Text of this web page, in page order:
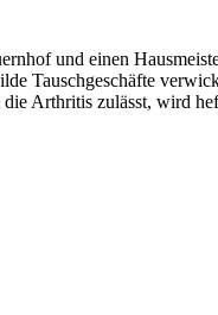
und einen
Tauschgeschäfte
Arthritis zulässt, wird